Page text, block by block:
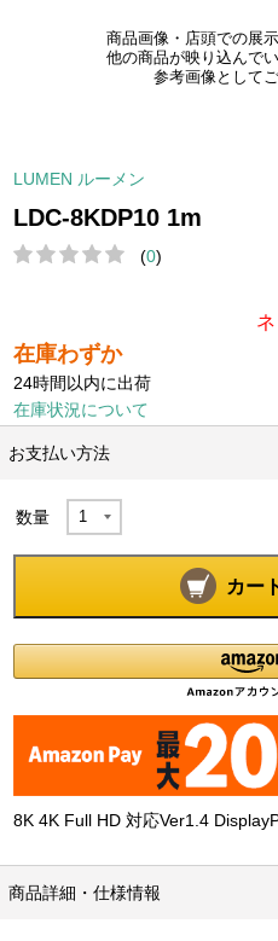
商品画像・店頭での展
他の商品が映り込んで
参考画像として
LUMEN ルーメン
LDC-8KDP10 1m
(0)
在庫わずか
24時間以内に出荷
在庫状況について
お支払い方法
数量
カー
8K 4K Full HD 対応Ver1.4
商品詳細・仕様情報